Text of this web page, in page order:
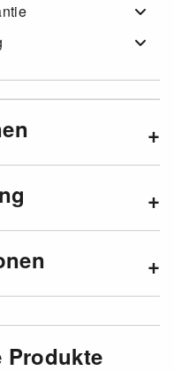
Produkte